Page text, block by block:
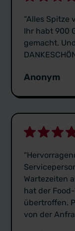
“Alles Spitze
Ihr habt 900
gemacht.
Anonym
Wartezeiten
hat der
übertroffen.
von der